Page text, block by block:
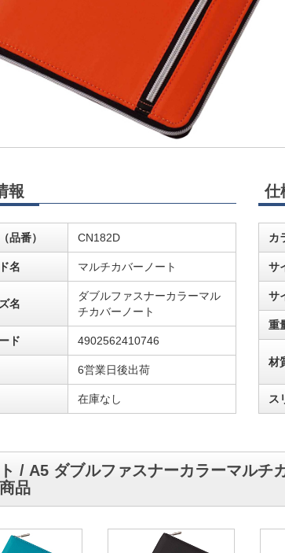
報
品番） CN182D
名 マルチカバーノート
名
ダブルファスナーカラーマル
チカバーノート
ド 4902562410746
6営業日後出荷
在庫なし
仕
カ
サ
サ
重
材
ス
/ A5 ダブルファスナーカラーマルチ
品